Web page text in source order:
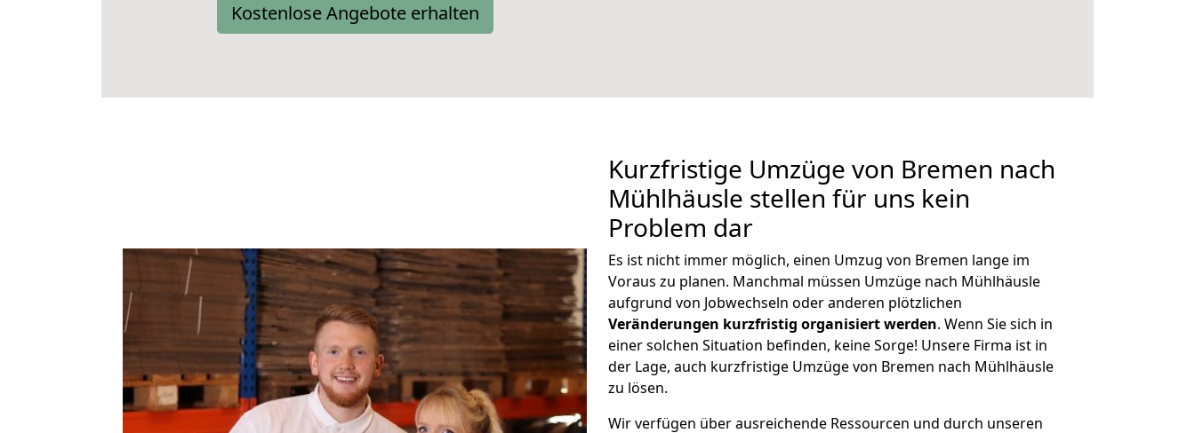
Kostenlose Angebote erhalten
Kurzfristige Umzüge von Bremen nach
Mühlhäusle stellen für uns kein
Problem dar
Es ist nicht immer möglich, einen Umzug von Bremen lange im
Voraus zu planen. Manchmal müssen Umzüge nach Mühlhäusle
aufgrund von Jobwechseln oder anderen plötzlichen
Veränderungen kurzfristig organisiert werden. Wenn Sie sich in
einer solchen Situation befinden, keine Sorge! Unsere Firma ist in
der Lage, auch kurzfristige Umzüge von Bremen nach Mühlhäusle
zu lösen.
Wir verfügen über ausreichende Ressourcen und durch unseren